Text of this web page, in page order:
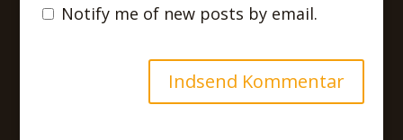
Notify me of new posts by email.